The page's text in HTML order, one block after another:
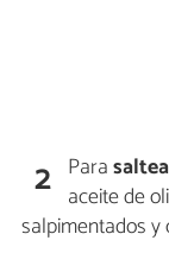
2 Para
aceite de
salpimentados y